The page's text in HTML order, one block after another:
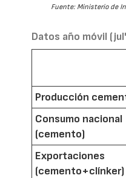
Fuente: Ministerio de
Datos año móvil
Producción
Consumo nacional
(cemento)
Exportaciones
(cemento+clínker)